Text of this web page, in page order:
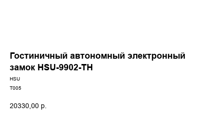
Гостиничный автономный электронный
замок HSU-9902-TH
HSU
T005
20330,00 р.